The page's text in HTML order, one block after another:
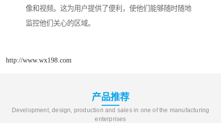
像和视频。这为用户提供了便利，使他们能够随时随地
监控他们关心的区域。
http://www.wx198.com
产品推荐
Development, design, production and sales in one of the manufacturing
enterprises